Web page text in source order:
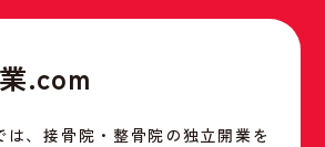
.com
は、接骨院・整骨院の独立開業を